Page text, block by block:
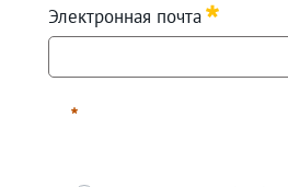
Электронная почта